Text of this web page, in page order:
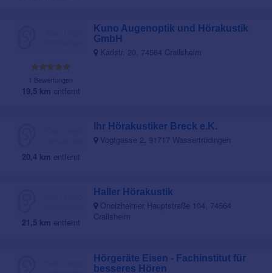
1 Bewertungen
19,5 km entfernt
Kuno Augenoptik und Hörakustik
GmbH
Karlstr. 20, 74564 Crailsheim
20,4 km entfernt
Ihr Hörakustiker Breck e.K.
Vogtgasse 2, 91717 Wassertrüdingen
21,5 km entfernt
Haller Hörakustik
Onolzheimer Hauptstraße 104, 74564
Crailsheim
Hörgeräte Eisen - Fachinstitut für
besseres Hören